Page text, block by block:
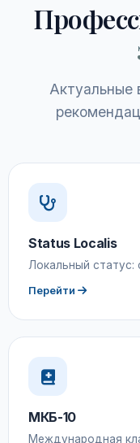
Актуальные
Status Localis
Локальный
Перейти
МКБ-10
Международная